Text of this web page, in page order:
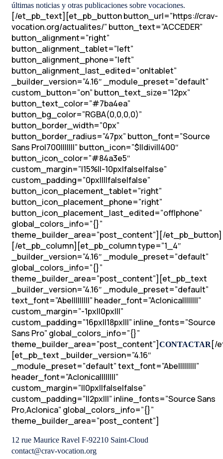
últimas noticias y otras publicaciones sobre vocaciones.
[/et_pb_text][et_pb_button button_url=”https://crav-
vocation.org/actualites/” button_text=”ACCEDER”
button_alignment=”right”
button_alignment_tablet=”left”
button_alignment_phone=”left”
button_alignment_last_edited=”on|tablet”
_builder_version=”4.16″ _module_preset=”default”
custom_button=”on” button_text_size=”12px”
button_text_color=”#7ba4ea”
button_bg_color=”RGBA(0,0,0,0)”
button_border_width=”0px”
button_border_radius=”47px” button_font=”Source
Sans Pro|700|||||||” button_icon=”$||divi||400″
button_icon_color=”#84a3e5″
custom_margin=”|15%||-10px|false|false”
custom_padding=”0px||||false|false”
button_icon_placement_tablet=”right”
button_icon_placement_phone=”right”
button_icon_placement_last_edited=”off|phone”
global_colors_info=”{}”
theme_builder_area=”post_content”][/et_pb_button]
[/et_pb_column][et_pb_column type=”1_4″
_builder_version=”4.16″ _module_preset=”default”
global_colors_info=”{}”
theme_builder_area=”post_content”][et_pb_text
_builder_version=”4.16″ _module_preset=”default”
text_font=”Abel||||||||” header_font=”Aclonica||||||||”
custom_margin=”-1px||0px|||”
custom_padding=”16px||18px|||” inline_fonts=”Source
Sans Pro” global_colors_info=”{}”
theme_builder_area=”post_content”] CONTACTAR [/
[et_pb_text _builder_version=”4.16″
_module_preset=”default” text_font=”Abel||||||||”
header_font=”Aclonica||||||||”
custom_margin=”||0px||false|false”
custom_padding=”||2px|||” inline_fonts=”Source Sans
Pro,Aclonica” global_colors_info=”{}”
theme_builder_area=”post_content”]
12 rue Maurice Ravel F-92210 Saint-Cloud
contact@crav-vocation.org